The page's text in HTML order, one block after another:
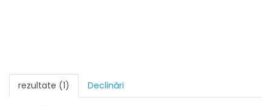
rezultate (1) Declinări